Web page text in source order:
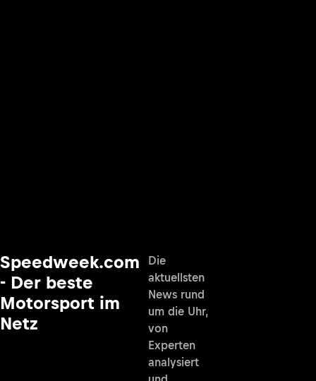
Speedweek.com
- Der beste
Motorsport im
Netz
Die
aktuellsten
News rund
um die Uhr,
von
Experten
analysiert